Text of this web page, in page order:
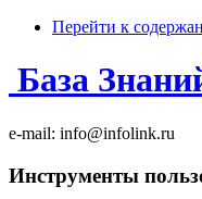
Перейти к
База
e-mail: info@infolink.ru
Инструменты